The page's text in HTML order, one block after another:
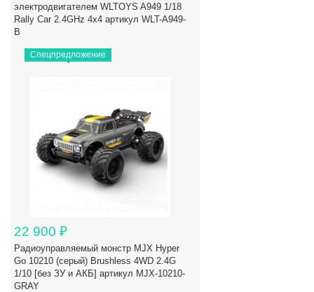
электродвигателем WLTOYS A949 1/18
Rally Car 2.4GHz 4x4 артикул WLT-A949-
B
Спецпредложение
22 900 ₽
Радиоуправляемый монстр MJX Hyper
Go 10210 (серый) Brushless 4WD 2.4G
1/10 [без ЗУ и АКБ] артикул MJX-10210-
GRAY